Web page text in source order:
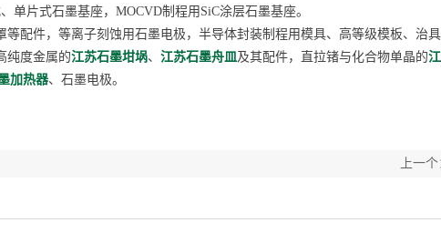
片式石墨基座，MOCVD制程用SiC涂层石墨基座。
等配件，等离子刻蚀用石墨电极，半导体封装制程用模具、高等级模板、治具
度金属的江苏石墨坩埚、 江苏石墨舟皿及其配件，直拉锗与化合物单晶的
加热器、石墨电极。
上一个